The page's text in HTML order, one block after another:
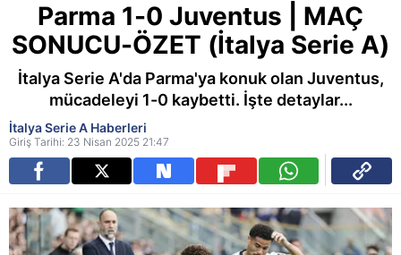
Parma 1-0 Juventus | MAÇ
SONUCU-ÖZET (İtalya Serie A)
İtalya Serie A'da Parma'ya konuk olan Juventus,
mücadeleyi 1-0 kaybetti. İşte detaylar...
İtalya Serie A Haberleri
Giriş Tarihi: 23 Nisan 2025 21:47